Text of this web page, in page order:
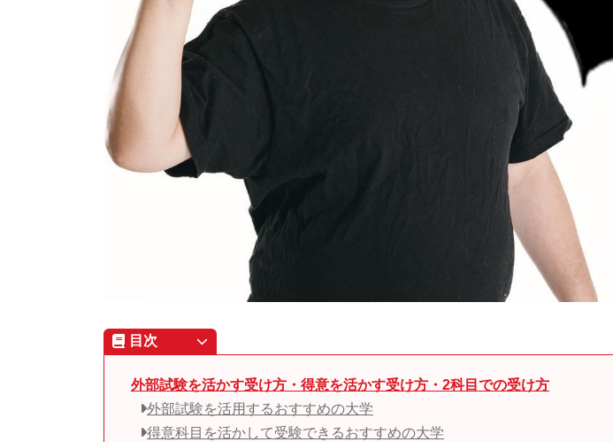
目次
外部試験を活かす受け方・得意を活かす受け方・2科目での受け方
外部試験を活用するおすすめの大学
得意科目を活かして受験できるおすすめの大学